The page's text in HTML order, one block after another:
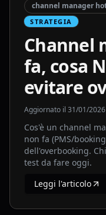
channel manager
STRATEGIA
Channel
fa, cosa
evitare
Aggiornato il 31/01/2026
Cos'è un channel
non fa (PMS/
dell'overbooking.
test da fare oggi.
Leggi l'articolo